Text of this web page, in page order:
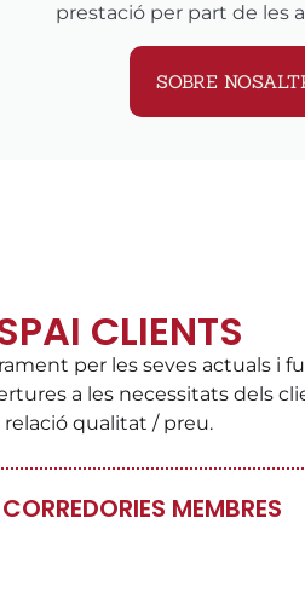
prestació per part de les
SOBRE
CLIENTS
per les seves actuals i
a les necessitats dels
relació qualitat / preu.
CORREDORIES MEMBRES